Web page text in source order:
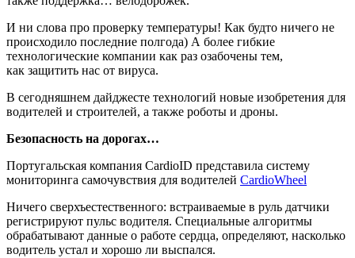
И ни слова про проверку температуры! Как будто ничего не
происходило последние полгода) А более гибкие
технологические компании как раз озабочены тем,
как защитить нас от вируса.
В сегодняшнем дайджесте технологий новые изобретения для
водителей и строителей, а также роботы и дроны.
Безопасность на дорогах…
Португальская компания CardioID представила систему
мониторинга самочувствия для водителей CardioWheel
Ничего сверхъестественного: встраиваемые в руль датчики
регистрируют пульс водителя. Специальные алгоритмы
обрабатывают данные о работе сердца, определяют, насколько
водитель устал и хорошо ли выспался.